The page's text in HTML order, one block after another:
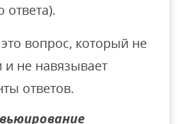
вопрос, который не
и не навязывает
ответов.